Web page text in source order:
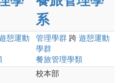
系
憩運動
管理學群 跨 遊憩運動
學群
餐旅管理學類
校本部